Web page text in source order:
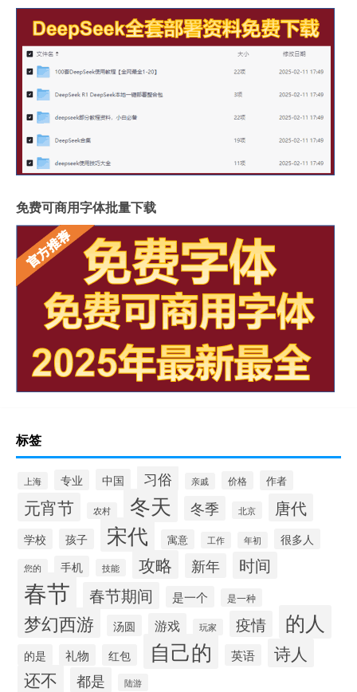
免费可商用字体批量下载
标签
上海 专业 中国 习俗 亲戚 价格 作者
元宵节 农村 冬天 冬季 北京 唐代
学校 孩子 宋代 寓意 工作 年初 很多人
您的 手机 技能 攻略 新年 时间
春节 春节期间 是一个 是一种
梦幻西游 汤圆 游戏 玩家 疫情 的人
的是 礼物 红包 自己的 英语
诗人
还不
都是 陆游